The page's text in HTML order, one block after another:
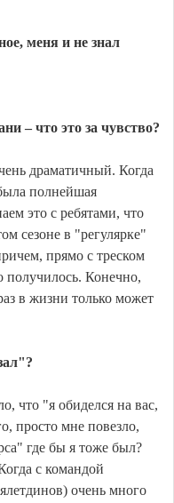
меня и не знал
– что это за чувство?
драматичный. Когда
полнейшая
это с ребятами, что
сезоне в "регулярке"
прямо с треском
получилось. Конечно,
в жизни только может
что "я обиделся на вас,
просто мне повезло,
где бы я тоже был?
с командой
очень много